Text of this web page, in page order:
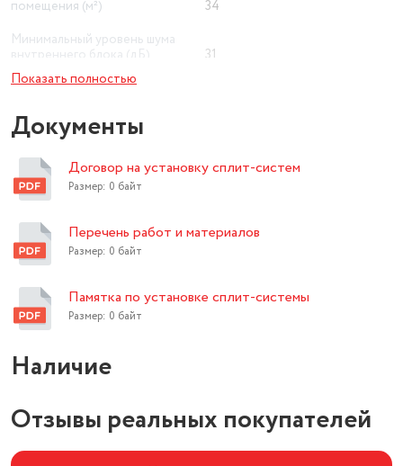
помещения (м²)
34
Минимальный уровень шума
внутреннего блока (дБ)
31
Приточная вентиляция
Режим работы
Дополнительные режимы
автоматический. ночной. турбо
Ионизация воздуха
нет
Экосистема Умного дома
Класс энергопотребления
A
UV-лампа ( антибактериальная)
Работает с Алисой
Показать полностью
Документы
Договор на установку сплит-систем
Размер: 0 байт
Перечень работ и материалов
Размер: 0 байт
Памятка по установке сплит-системы
Размер: 0 байт
Наличие
Отзывы реальных покупателей